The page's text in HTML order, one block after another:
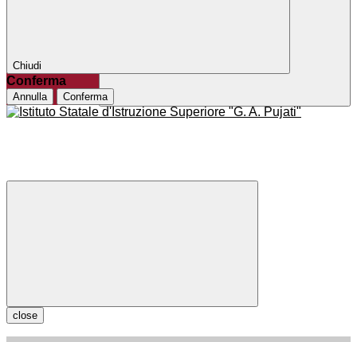
Chiudi
Conferma
Annulla Conferma
close